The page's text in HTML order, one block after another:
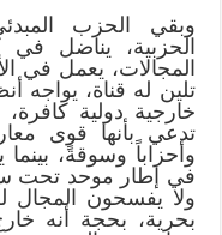
وبقي الحزب
الحزبية، يناضل
المجالات، يعمل في
تلين له قناة،
خارجية دولية
تدعي بأنها قوى
وأحزاباً وسوقةً،
في إطار موحد تحت
ولا يفسحون المجال
بحرية، بحجة أنه